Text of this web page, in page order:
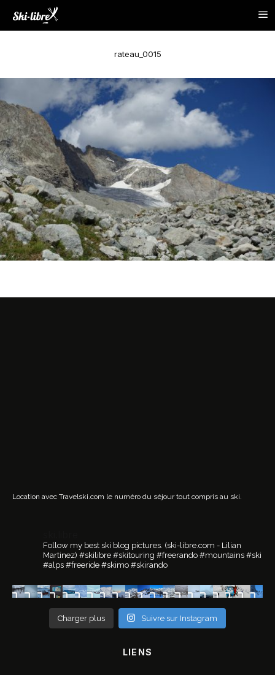
rateau_0015
Location avec Travelski.com le numéro du séjour tout compris au ski.
Follow my best ski blog pictures. (ski-libre.com - Lilian
Martinez) #skilibre #skitouring #freerando #mountains #ski
#alps #freeride #skimo #skirando
Charger plus Suivre sur Instagram
LIENS